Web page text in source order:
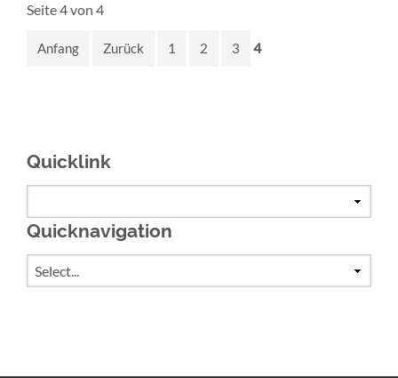
Seite 4 von 4
Anfang Zurück 1 2 3 4
Quicklink
Quicknavigation
Zielseite